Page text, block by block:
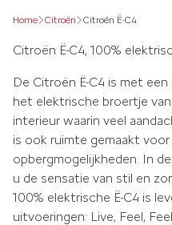
Home Citroën Citroën Ë-C4
Citroën Ë-C4, 100%
De Citroën Ë-C4 is met
het elektrische broertje
interieur waarin veel
is ook ruimte gemaakt voor
opbergmogelijkheden. In
u de sensatie van stil en
100% elektrische Ë-C4 is
uitvoeringen: Live, Feel,